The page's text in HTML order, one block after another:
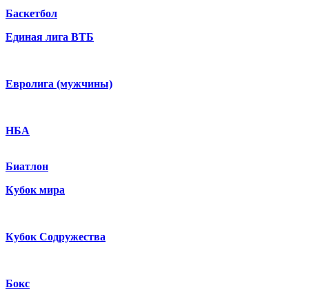
Баскетбол
Единая лига ВТБ
Евролига (мужчины)
НБА
Биатлон
Кубок мира
Кубок Содружества
Бокс